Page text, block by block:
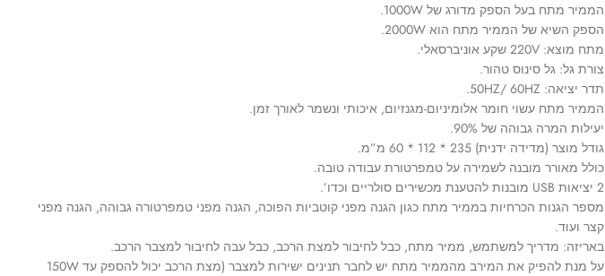
הממיר מתח בעל הספק מדורג של 1000W.
הספק השיא של הממיר מתח הוא 2000W.
מתח מוצא: 220V שקע אוניברסאלי.
צורת גל: גל סינוס טהור.
תדר יציאה: 50HZ/ 60HZ.
הממיר מתח עשוי חומר אלומיניום-מגנזיום, איכותי ונשמר לאורך זמן.
יעילות המרה גבוהה של 90%.
גודל מוצר (מדידה ידנית) 235 * 112 * 60 מ”מ.
כולל מאורר מובנה לשמירה על טמפרטורת עבודה טובה.
2 יציאות USB מובנות להטענת מכשירים סולריים וכדו’.
מספר הגנות הכרחיות בממיר מתח כגון הגנה מפני קוטביות הפוכה, הגנה מפני טמפרטורה גבוהה, הגנה מפני
קצר ועוד.
באריזה: מדריך למשתמש, ממיר מתח, כבל לחיבור למצת הרכב, כבל עבה לחיבור למצבר הרכב.
על מנת להפיק את המירב מהממיר מתח יש לחבר תנינים ישירות למצבר (מצת הרכב יכול להספק עד 150W